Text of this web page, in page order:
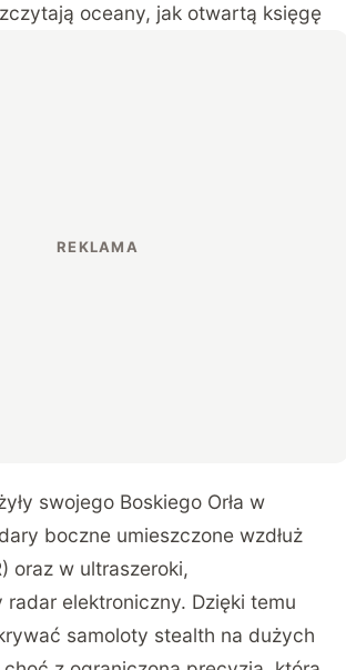
oceany, jak otwartą księgę
swojego Boskiego Orła w
boczne umieszczone wzdłuż
oraz w ultraszeroki,
radar elektroniczny. Dzięki temu
samoloty stealth na dużych